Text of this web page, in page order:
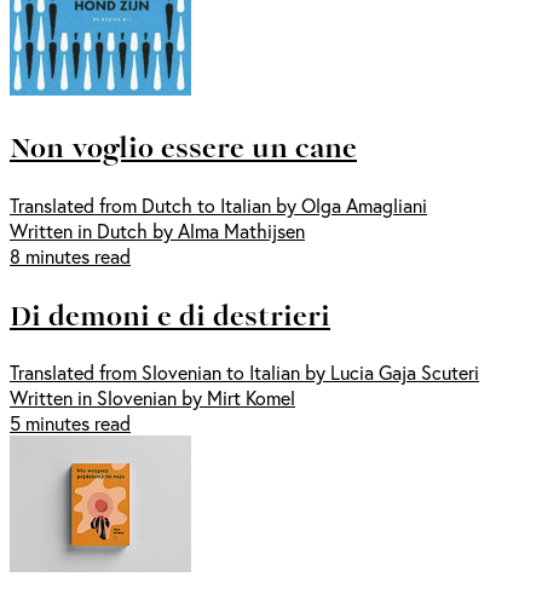
Non voglio essere un cane
Translated from Dutch to Italian by Olga Amagliani
Written in Dutch by Alma Mathijsen
8 minutes read
Di demoni e di destrieri
Translated from Slovenian to Italian by Lucia Gaja Scuteri
Written in Slovenian by Mirt Komel
5 minutes read